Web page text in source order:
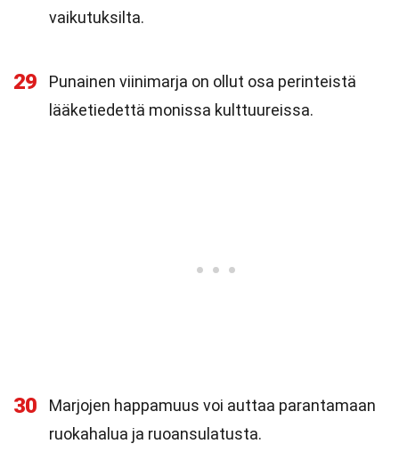
vaikutuksilta.
29
Punainen viinimarja on ollut osa perinteistä
lääketiedettä monissa kulttuureissa.
30
Marjojen happamuus voi auttaa parantamaan
ruokahalua ja ruoansulatusta.